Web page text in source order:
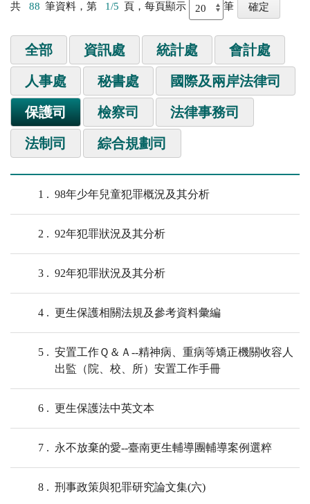
共 88 筆資料，第 1/5 頁，每頁顯示 筆
全部 資訊處 統計處 會計處
人事處 秘書處 國際及兩岸法律司
保護司 檢察司 法律事務司
法制司 綜合規劃司
1 98年少年兒童犯罪概況及其分析
2 92年犯罪狀況及其分析
3 92年犯罪狀況及其分析
4 更生保護相關法規及參考資料彙編
5
安置工作Ｑ＆Ａ--精神病、重病等矯正機關收容人
出監（院、校、所）安置工作手冊
6 更生保護法中英文本
7 永不放棄的愛--臺南更生輔導團輔導案例選粹
8 刑事政策與犯罪研究論文集(六)